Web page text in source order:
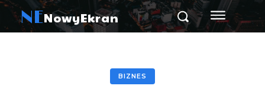
NENowyEkran
BIZNES